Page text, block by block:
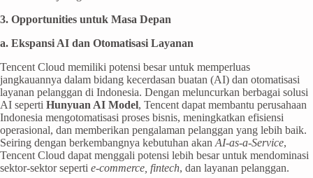
3. Opportunities untuk Masa Depan
a. Ekspansi AI dan Otomatisasi Layanan
Tencent Cloud memiliki potensi besar untuk memperluas
jangkauannya dalam bidang kecerdasan buatan (AI) dan otomatisasi
layanan pelanggan di Indonesia. Dengan meluncurkan berbagai solusi
AI seperti Hunyuan AI Model, Tencent dapat membantu perusahaan
Indonesia mengotomatisasi proses bisnis, meningkatkan efisiensi
operasional, dan memberikan pengalaman pelanggan yang lebih baik.
Seiring dengan berkembangnya kebutuhan akan AI-as-a-Service,
Tencent Cloud dapat menggali potensi lebih besar untuk mendominasi
sektor-sektor seperti e-commerce, fintech, dan layanan pelanggan.